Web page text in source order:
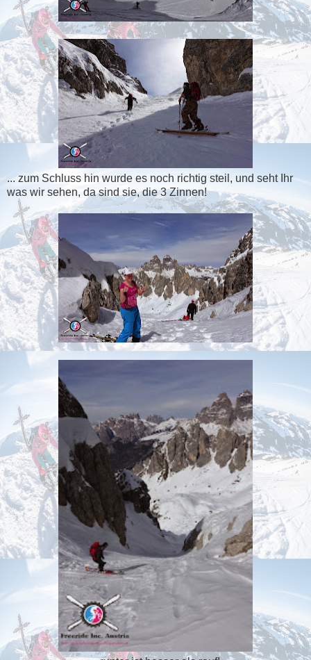
... zum Schluss hin wurde es noch richtig steil, und seht Ihr
was wir sehen, da sind sie, die 3 Zinnen!